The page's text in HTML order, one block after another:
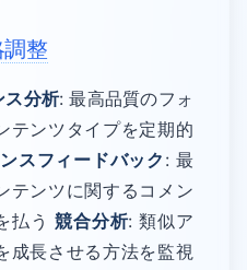
整
ス分析: 最高品質のフォ
テンツタイプを定期的
スフィードバック : 最
テンツに関するコメン
払う競合分析: 類似ア
成長させる方法を監視